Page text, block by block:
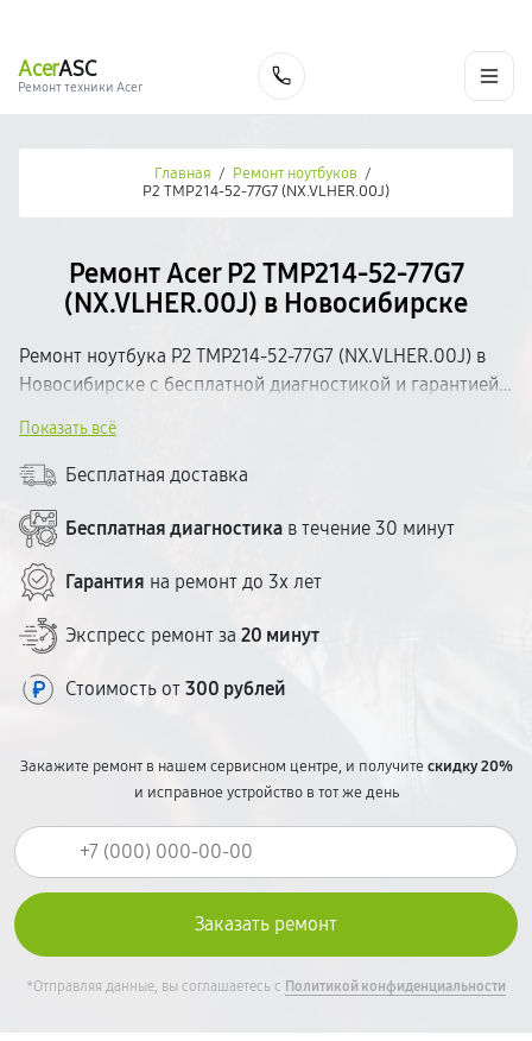
AcerASC
Ремонт техники Acer
Главная / Ремонт ноутбуков /
P2 TMP214-52-77G7 (NX.VLHER.00J)
Ремонт Acer P2 TMP214-52-77G7
(NX.VLHER.00J) в Новосибирске
Ремонт ноутбука P2 TMP214-52-77G7 (NX.VLHER.00J) в
Новосибирске с бесплатной диагностикой и гарантией
согласуем стоимость и приступим к ремонту.
Используем качественные комплектующие и
устраняем в день обращения. Прозрачное
ценообразование — без сюрпризов в чеке.
Показать всё
Бесплатная доставка
Бесплатная диагностика в течение 30 минут
Гарантия на ремонт до 3х лет
Экспресс ремонт за 20 минут
Стоимость от 300 рублей
Закажите ремонт в нашем сервисном центре, и получитескидку 20%
и исправное устройство в тот же день
*Отправляя данные, вы соглашаетесь с Политикой конфиденциальности